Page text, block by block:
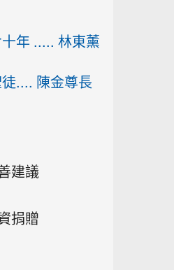
年 ..... 林東薰
.... 陳金尊長
建議
捐贈